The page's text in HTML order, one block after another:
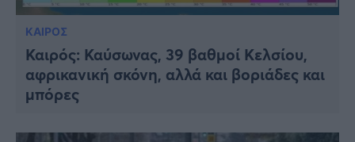
ΚΑΙΡΟΣ
Καιρός: Καύσωνας, 39 βαθμοί Κελσίου,
αφρικανική σκόνη, αλλά και βοριάδες και
μπόρες